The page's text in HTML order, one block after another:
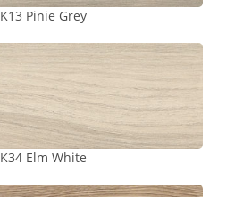
K13 Pinie Grey
K34 Elm White